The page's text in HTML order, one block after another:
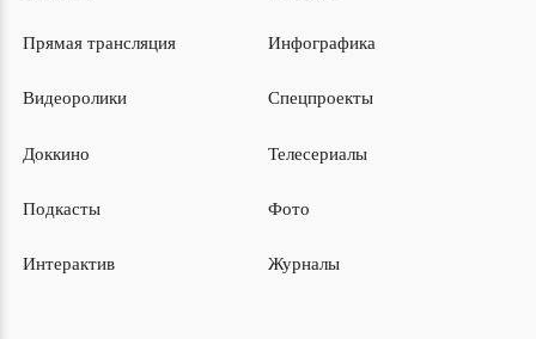
Прямая трансляция Инфографика
Видеоролики Спецпроекты
Доккино Телесериалы
Подкасты Фото
Интерактив Журналы